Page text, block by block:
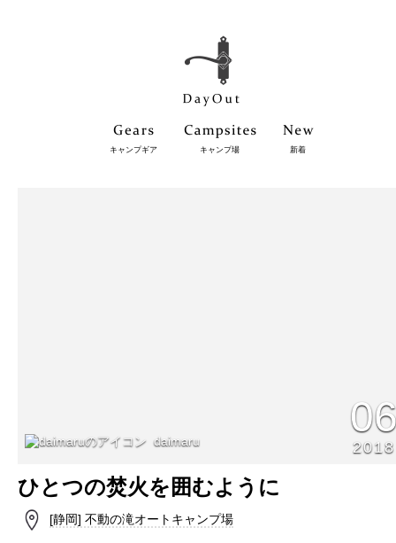
キャンプギア キャンプ場 新着
daimaru 2018
ひとつの焚火を囲むように
[静岡] 不動の滝オートキャンプ場